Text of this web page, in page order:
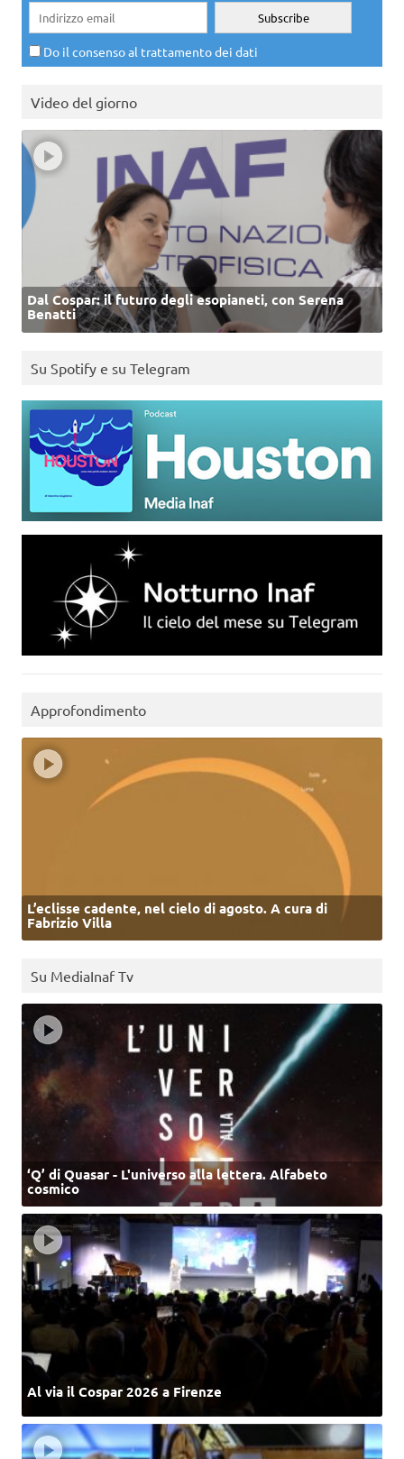
Do il consenso al trattamento dei dati
Video del giorno
Dal Cospar: il futuro degli esopianeti, con Serena
Benatti
Su Spotify e su Telegram
Approfondimento
L’eclisse cadente, nel cielo di agosto. A cura di
Fabrizio Villa
Su MediaInaf Tv
‘Q’ di Quasar - L'universo alla lettera. Alfabeto
cosmico
Al via il Cospar 2026 a Firenze